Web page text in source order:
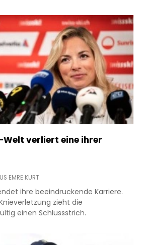
Welt verliert eine ihrer
EMRE KURT
ihre beeindruckende Karriere.
zieht die
einen Schlussstrich.